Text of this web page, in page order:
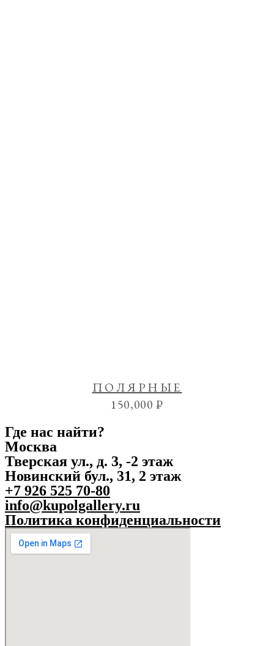
ПОЛЯРНЫЕ
150,000₽
Где нас найти?
Москва
Тверская ул., д. 3, -2 этаж
Новинский бул., 31, 2 этаж
+7 926 525 70-80
info@kupolgallery.ru
Политика конфиденциальности